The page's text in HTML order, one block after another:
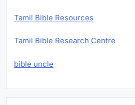
Tamil Bible Resources
Tamil Bible Research Centre
bible uncle